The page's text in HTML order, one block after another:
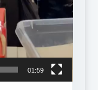
01:59